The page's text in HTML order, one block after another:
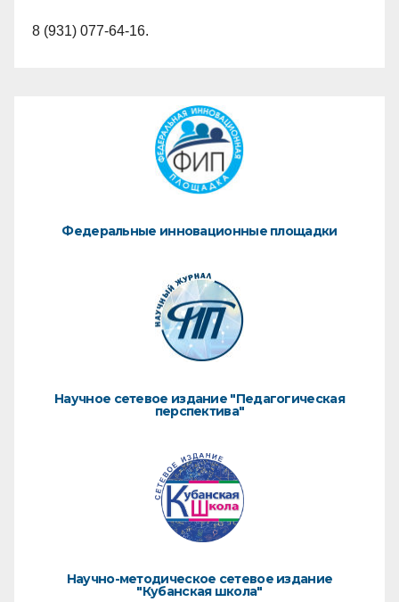
8 (931) 077-64-16.
Федеральные инновационные площадки
Научное сетевое издание "Педагогическая
перспектива"
Научно-методическое сетевое издание
"Кубанская школа"